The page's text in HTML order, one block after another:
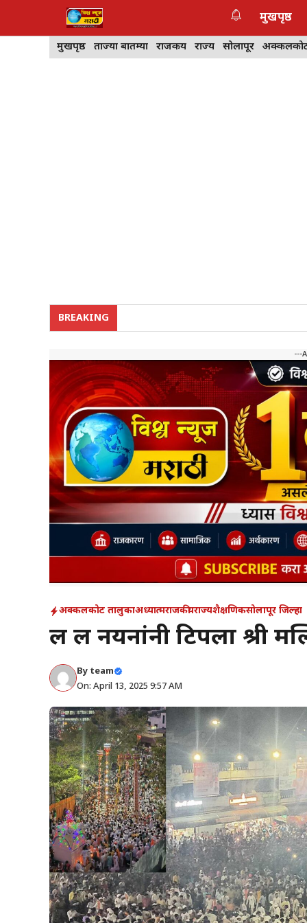
मुखपृष्ठ
मुखपृष्ठ ताज्या बातम्या राजकीय राज्य सोलापूर
BREAKING
---
अक्कलकोट तालुकाअध्यात्मराजकीयराज्यशैक्षणिकसोलापूर जिल्हा
लक्ष लक्ष नयनांनी टिपला
By team
On: April 13, 2025 9:57 AM